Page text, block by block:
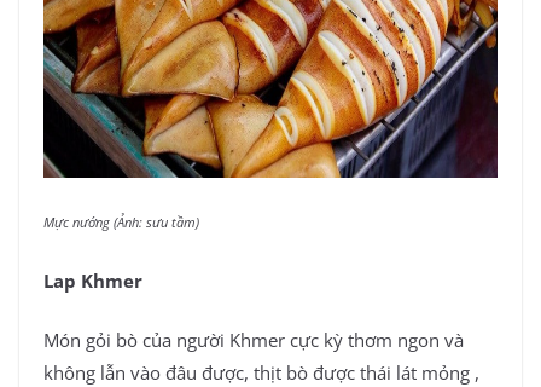
Mực nướng (Ảnh: sưu tầm)
Lap Khmer
Món gỏi bò của người Khmer cực kỳ thơm ngon và
không lẫn vào đâu được, thịt bò được thái lát mỏng ,